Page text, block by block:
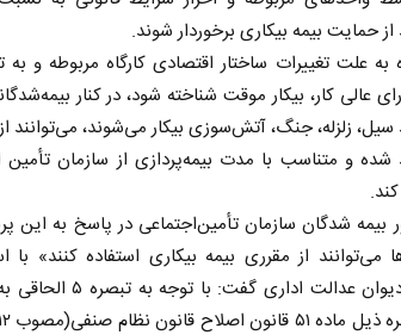
حمایت بیمه بیکاری برخوردار شوند.
علت تغییرات ساختار اقتصادی کارگاه مربوطه و
عالی کار، بیکار موقت شناخته شود، در کنار
سیل، زلزله، جنگ، آتش‌سوزی بیکار می‌شوند، می‌توانند
شده و متناسب با مدت بیمه‌پردازی از سازمان تأمین‌
بیمه شدگان سازمان تأمین‌اجتماعی در پاسخ به این
از مقرری بیمه بیکاری استفاده کنند» با